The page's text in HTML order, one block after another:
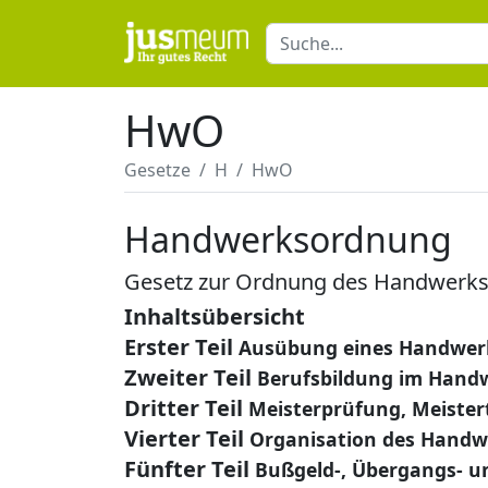
HwO
Gesetze H HwO
Handwerksordnung
Gesetz zur Ordnung des Handwerks
Inhaltsübersicht
Erster Teil Ausübung eines
Zweiter Teil Berufsbildung im
Dritter Teil Meisterprüfung,
Vierter Teil Organisation des
Fünfter Teil Bußgeld-, Übergangs-